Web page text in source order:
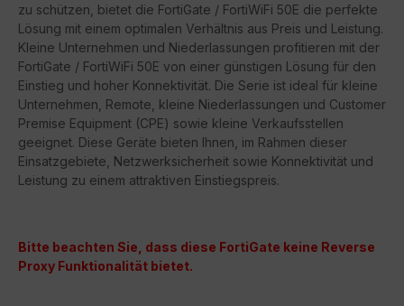
zu schützen, bietet die FortiGate / FortiWiFi 50E die perfekte
Lösung mit einem optimalen Verhältnis aus Preis und Leistung.
Kleine Unternehmen und Niederlassungen profitieren mit der
FortiGate / FortiWiFi 50E von einer günstigen Lösung für den
Einstieg und hoher Konnektivität. Die Serie ist ideal für kleine
Unternehmen, Remote, kleine Niederlassungen und Customer
Premise Equipment (CPE) sowie kleine Verkaufsstellen
geeignet. Diese Geräte bieten Ihnen, im Rahmen dieser
Einsatzgebiete, Netzwerksicherheit sowie Konnektivität und
Leistung zu einem attraktiven Einstiegspreis.
Bitte beachten Sie, dass diese FortiGate keine Reverse
Proxy Funktionalität bietet.